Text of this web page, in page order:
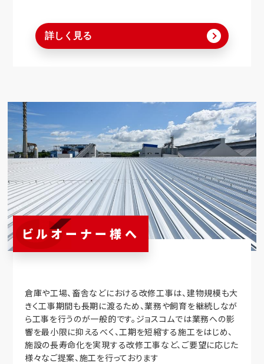
詳しく見る
ビルオーナー様へ
倉庫や工場、畜舎などにおける改修工事は、建物規模も大
きく工事期間も長期に渡るため、業務や飼育を継続しなが
ら工事を行うのが一般的です。ジョスコムでは業務への影
響を最小限に抑えるべく、工期を短縮する施工をはじめ、
施設の長寿命化を実現する改修工事など、ご要望に応じた
様々なご提案、施工を行っております